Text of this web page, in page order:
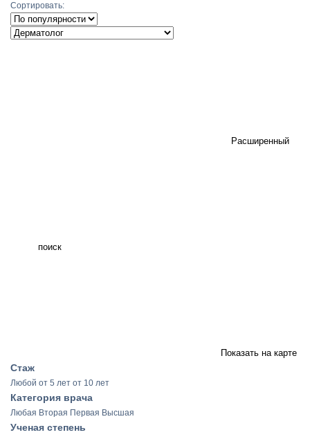
Сортировать:
Расширенный
поиск
Показать на карте
Стаж
Любой от 5 лет от 10 лет
Категория врача
Любая Вторая Первая Высшая
Ученая степень